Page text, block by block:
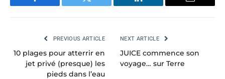
Facebook Twitter LinkedIn Email
PREVIOUS ARTICLE
10 plages pour atterrir en
jet privé (presque) les
pieds dans l’eau
NEXT ARTICLE
JUICE commence son
voyage… sur Terre